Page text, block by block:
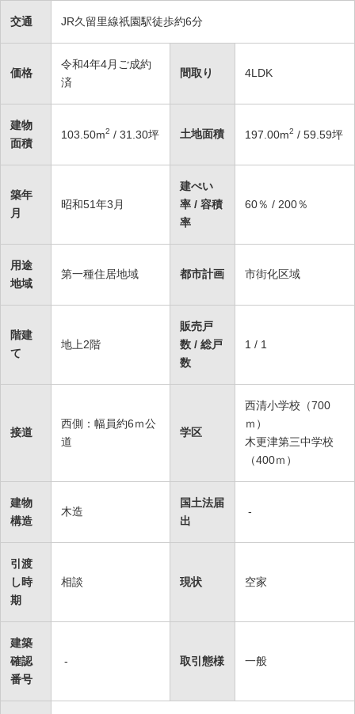
交通 JR久留里線祇園駅徒歩約6分
価格
令和4年4月ご成約
済
間取り 4LDK
建物
面積
103.50m2 / 31.30坪 土地面積 197.00m2 / 59.59坪
築年
月
昭和51年3月
建ぺい
率 / 容積
率
60％ / 200％
用途
地域
第一種住居地域 都市計画 市街化区域
階建
て
地上2階
販売戸
数 / 総戸
数
1 / 1
接道
西側：幅員約6ｍ公
道
学区
西清小学校（700
ｍ）
木更津第三中学校
（400ｍ）
建物
構造
木造
国土法届
出
-
引渡
し時
期
相談 現状 空家
建築
確認
番号
- 取引態様 一般